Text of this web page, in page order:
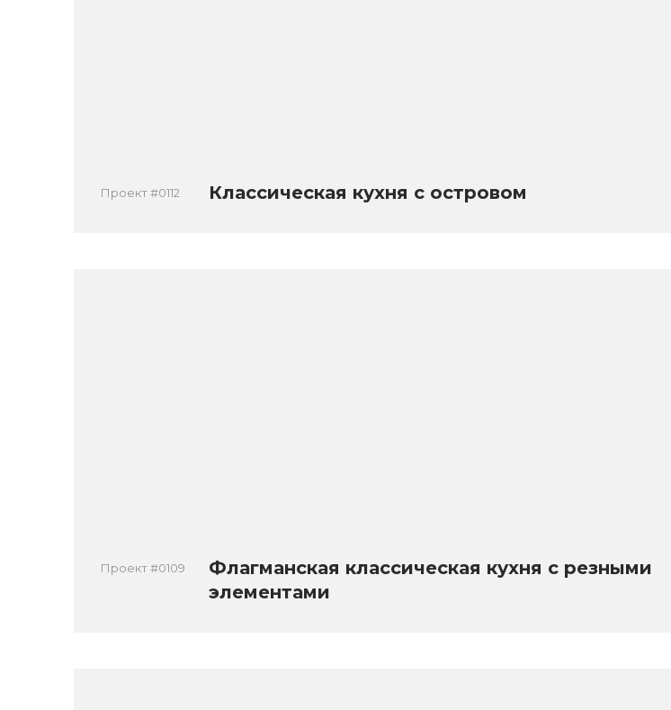
Проект #0112 Классическая кухня с островом
Проект #0109
Флагманская классическая кухня с резными
элементами